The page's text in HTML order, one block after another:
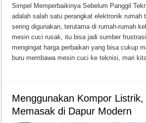
Simpel Memperbaikinya Sebelum Panggil
adalah salah satu perangkat elektronik rumah
sering digunakan, terutama di rumah-rumah
mesin cuci rusak, itu bisa jadi sumber
mengingat harga perbaikan yang bisa cukup
buru membawa mesin cuci ke teknisi, mari
Menggunakan Kompor
Memasak di Dapur Modern